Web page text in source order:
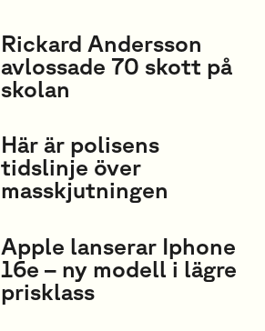
Rickard Andersson
avlossade 70 skott på
skolan
Här är polisens
tidslinje över
masskjutningen
Apple lanserar Iphone
16e – ny modell i lägre
prisklass